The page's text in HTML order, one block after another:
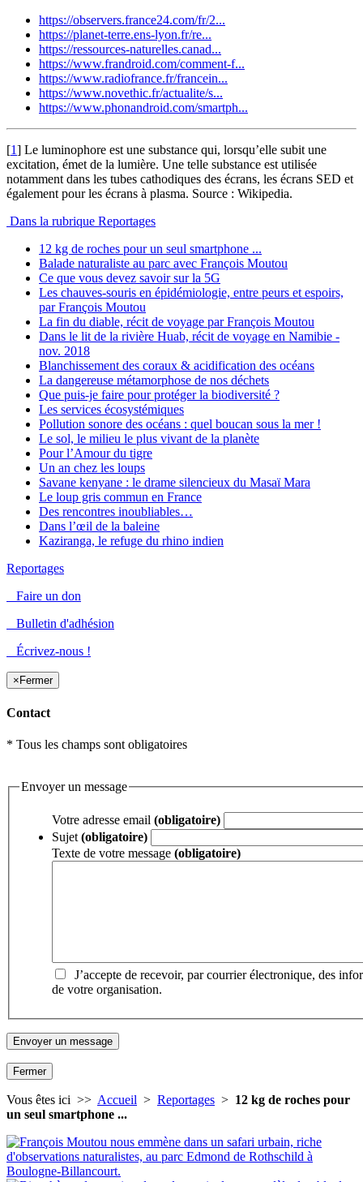
https://observers.france24.com/fr/2...
https://planet-terre.ens-lyon.fr/re...
https://ressources-naturelles.canad...
https://www.frandroid.com/comment-f...
https://www.radiofrance.fr/francein...
https://www.novethic.fr/actualite/s...
https://www.phonandroid.com/smartph...
[1] Le luminophore est une substance qui, lorsqu’elle subit une
excitation, émet de la lumière. Une telle substance est utilisée
notamment dans les tubes cathodiques des écrans, les écrans SED et
également pour les écrans à plasma. Source : Wikipedia.
Dans la rubrique Reportages
12 kg de roches pour un seul smartphone ...
Balade naturaliste au parc avec François Moutou
Ce que vous devez savoir sur la 5G
Les chauves-souris en épidémiologie, entre peurs et espoirs,
par François Moutou
La fin du diable, récit de voyage par François Moutou
Dans le lit de la rivière Huab, récit de voyage en Namibie -
nov. 2018
Blanchissement des coraux & acidification des océans
La dangereuse métamorphose de nos déchets
Que puis-je faire pour protéger la biodiversité ?
Les services écosystémiques
Pollution sonore des océans : quel boucan sous la mer !
Le sol, le milieu le plus vivant de la planète
Pour l’Amour du tigre
Un an chez les loups
Savane kenyane : le drame silencieux du Masaï Mara
Le loup gris commun en France
Des rencontres inoubliables…
Dans l’œil de la baleine
Kaziranga, le refuge du rhino indien
Reportages
Faire un don
Bulletin d'adhésion
Écrivez-nous !
×Fermer
Contact
* Tous les champs sont obligatoires
Envoyer un message
Votre adresse email (obligatoire)
Sujet (obligatoire)
Texte de votre message (obligatoire)
J’accepte de recevoir, par courrier électronique, des
de votre organisation.
Fermer
Vous êtes ici >> Accueil > Reportages > 12 kg de roches pour
un seul smartphone ...